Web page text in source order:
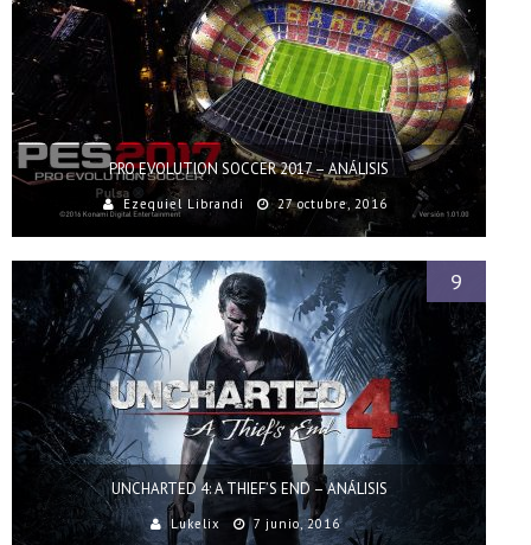
PRO EVOLUTION SOCCER 2017 – ANÁLISIS
Ezequiel Librandi 27 octubre, 2016
UNCHARTED 4: A THIEF’S END – ANÁLISIS
Lukelix 7 junio, 2016
9